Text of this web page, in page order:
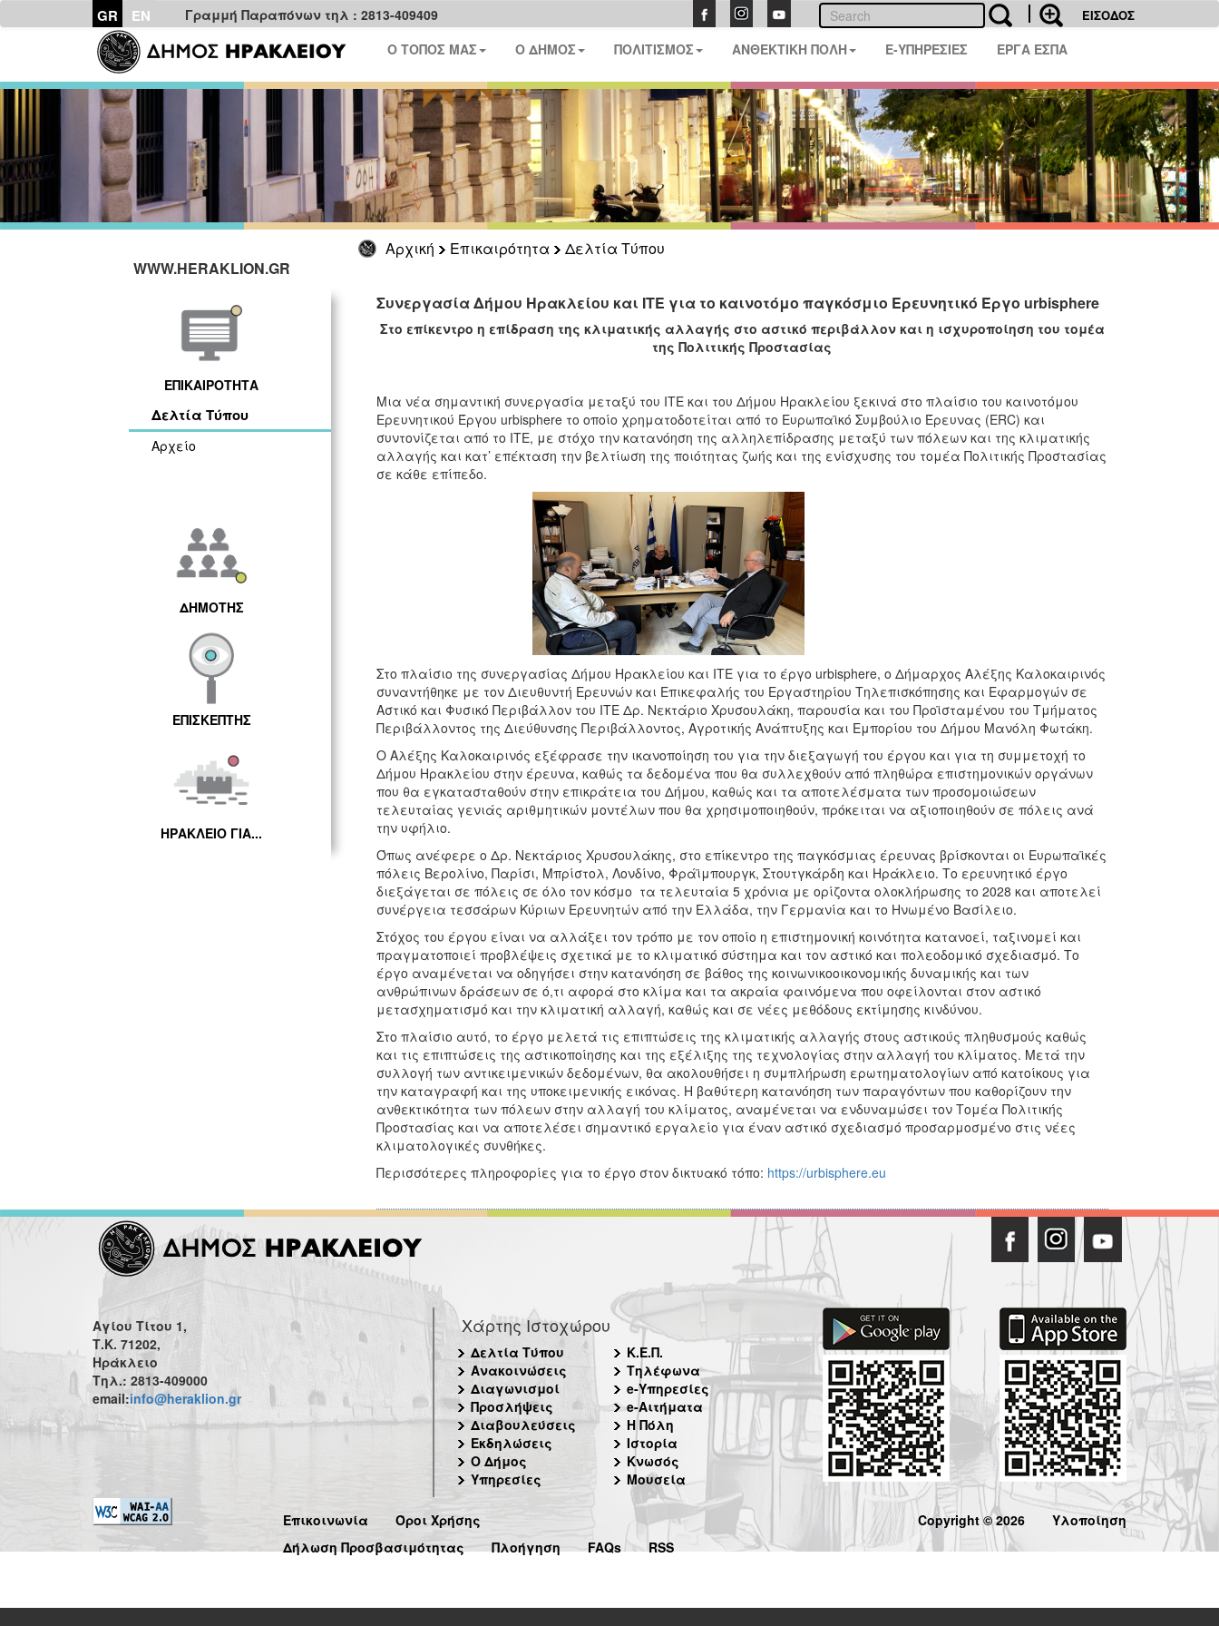
GR EN Γραμμή Παραπόνων τηλ : 2813-409409 ΕΙΣΟΔΟΣ
Ο ΤΟΠΟΣ ΜΑΣ Ο ΔΗΜΟΣ ΠΟΛΙΤΙΣΜΟΣ ΑΝΘΕΚΤΙΚΗ ΠΟΛΗ E-ΥΠΗΡΕΣΙΕΣ ΕΡΓΑ ΕΣΠΑ
Αρχική Επικαιρότητα
Δελτία Τύπου
WWW.HERAKLION.GR
ΕΠΙΚΑΙΡΟΤΗΤΑ
Δελτία Τύπου
Αρχείο
ΔΗΜΟΤΗΣ
ΕΠΙΣΚΕΠΤΗΣ
ΗΡΑΚΛΕΙΟ ΓΙΑ...
Συνεργασία Δήμου Ηρακλείου και ΙΤΕ για το καινοτόμο παγκόσμιο Ερευνητικό Έργο urbisphere
Στο επίκεντρο η επίδραση της κλιματικής αλλαγής στο αστικό περιβάλλον και η ισχυροποίηση του τομέα
της Πολιτικής Προστασίας
Μια νέα σημαντική συνεργασία μεταξύ του ΙΤΕ και του Δήμου Ηρακλείου ξεκινά στο πλαίσιο του καινοτόμου
Ερευνητικού Έργου urbisphere το οποίο χρηματοδοτείται από το Ευρωπαϊκό Συμβούλιο Έρευνας (ERC) και
συντονίζεται από το ΙΤΕ, με στόχο την κατανόηση της αλληλεπίδρασης μεταξύ των πόλεων και της κλιματικής
αλλαγής και κατ’ επέκταση την βελτίωση της ποιότητας ζωής και της ενίσχυσης του τομέα Πολιτικής Προστασίας
σε κάθε επίπεδο.
Στο πλαίσιο της συνεργασίας Δήμου Ηρακλείου και ΙΤΕ για το έργο urbisphere, ο Δήμαρχος Αλέξης Καλοκαιρινός
συναντήθηκε με τον Διευθυντή Ερευνών και Επικεφαλής του Εργαστηρίου Τηλεπισκόπησης και Εφαρμογών σε
Αστικό και Φυσικό Περιβάλλον του ΙΤΕ Δρ. Νεκτάριο Χρυσουλάκη, παρουσία και του Προϊσταμένου του Τμήματος
Περιβάλλοντος της Διεύθυνσης Περιβάλλοντος, Αγροτικής Ανάπτυξης και Εμπορίου του Δήμου Μανόλη Φωτάκη.
Ο Αλέξης Καλοκαιρινός εξέφρασε την ικανοποίηση του για την διεξαγωγή του έργου και για τη συμμετοχή το
Δήμου Ηρακλείου στην έρευνα, καθώς τα δεδομένα που θα συλλεχθούν από πληθώρα επιστημονικών οργάνων
που θα εγκατασταθούν στην επικράτεια του Δήμου, καθώς και τα αποτελέσματα των προσομοιώσεων
τελευταίας γενιάς αριθμητικών μοντέλων που θα χρησιμοποιηθούν, πρόκειται να αξιοποιηθούν σε πόλεις ανά
την υφήλιο.
Όπως ανέφερε ο Δρ. Νεκτάριος Χρυσουλάκης, στο επίκεντρο της παγκόσμιας έρευνας βρίσκονται οι Ευρωπαϊκές
πόλεις Βερολίνο, Παρίσι, Μπρίστολ, Λονδίνο, Φράϊμπουργκ, Στουτγκάρδη και Ηράκλειο. Το ερευνητικό έργο
διεξάγεται σε πόλεις σε όλο τον κόσμο τα τελευταία 5 χρόνια με ορίζοντα ολοκλήρωσης το 2028 και αποτελεί
συνέργεια τεσσάρων Κύριων Ερευνητών από την Ελλάδα, την Γερμανία και το Ηνωμένο Βασίλειο.
Στόχος του έργου είναι να αλλάξει τον τρόπο με τον οποίο η επιστημονική κοινότητα κατανοεί, ταξινομεί και
πραγματοποιεί προβλέψεις σχετικά με το κλιματικό σύστημα και τον αστικό και πολεοδομικό σχεδιασμό. Το
έργο αναμένεται να οδηγήσει στην κατανόηση σε βάθος της κοινωνικοοικονομικής δυναμικής και των
ανθρώπινων δράσεων σε ό,τι αφορά στο κλίμα και τα ακραία φαινόμενα που οφείλονται στον αστικό
μετασχηματισμό και την κλιματική αλλαγή, καθώς και σε νέες μεθόδους εκτίμησης κινδύνου.
Στο πλαίσιο αυτό, το έργο μελετά τις επιπτώσεις της κλιματικής αλλαγής στους αστικούς πληθυσμούς καθώς
και τις επιπτώσεις της αστικοποίησης και της εξέλιξης της τεχνολογίας στην αλλαγή του κλίματος. Μετά την
συλλογή των αντικειμενικών δεδομένων, θα ακολουθήσει η συμπλήρωση ερωτηματολογίων από κατοίκους για
την καταγραφή και της υποκειμενικής εικόνας. Η βαθύτερη κατανόηση των παραγόντων που καθορίζουν την
ανθεκτικότητα των πόλεων στην αλλαγή του κλίματος, αναμένεται να ενδυναμώσει τον Τομέα Πολιτικής
Προστασίας και να αποτελέσει σημαντικό εργαλείο για έναν αστικό σχεδιασμό προσαρμοσμένο στις νέες
κλιματολογικές συνθήκες.
Περισσότερες πληροφορίες για το έργο στον δικτυακό τόπο: https://urbisphere.eu
Αγίου Τίτου 1,
Τ.Κ. 71202,
Ηράκλειο
Τηλ.: 2813-409000
email:info@heraklion.gr
Χάρτης Ιστοχώρου
Δελτία Τύπου
Ανακοινώσεις
Διαγωνισμοί
Προσλήψεις
Διαβουλεύσεις
Εκδηλώσεις
Ο Δήμος
Υπηρεσίες
Κ.Ε.Π.
Τηλέφωνα
e-Υπηρεσίες
e-Αιτήματα
Η Πόλη
Ιστορία
Κνωσός
Μουσεία
Επικοινωνία
Όροι Χρήσης
Δήλωση Προσβασιμότητας
Πλοήγηση FAQs RSS
Copyright © 2026 Υλοποίηση